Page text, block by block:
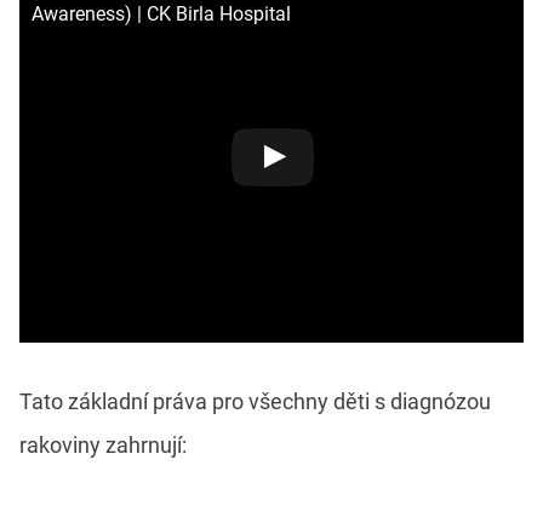
Awareness) | CK Birla Hospital
Tato základní práva pro všechny děti s diagnózou
rakoviny zahrnují: